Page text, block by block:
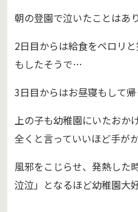
朝の登園で泣いたことはあ
2日目からは給食をペロリ
もしたそうで…
3日目からはお昼寝もして帰
上の子も幼稚園にいたおか
全くと言っていいほど手がか
風邪をこじらせ、発熱した
泣泣」となるほど幼稚園大